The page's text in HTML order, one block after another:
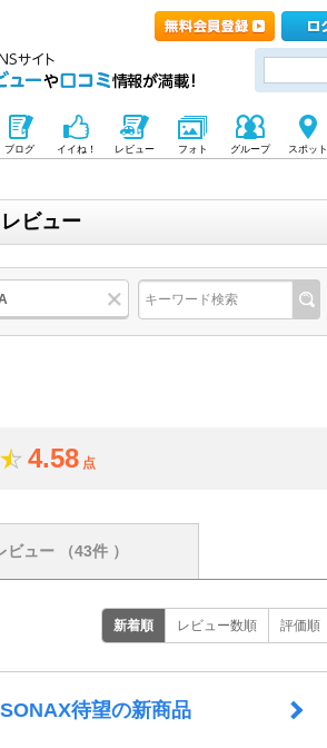
ブログ イイね！ レビュー フォト グループ スポット
ビュー
4.58 点
ビュー （43件 ）
新着順 レビュー数順 評価順
待望の新商品